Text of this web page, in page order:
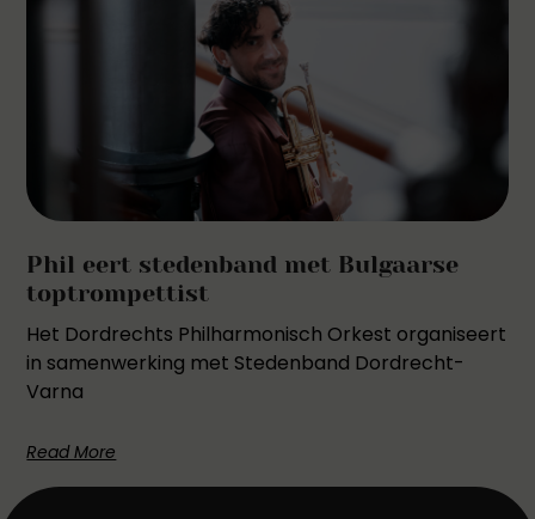
Phil eert stedenband met Bulgaarse
toptrompettist
Het Dordrechts Philharmonisch Orkest organiseert
in samenwerking met Stedenband Dordrecht-
Varna
Read More